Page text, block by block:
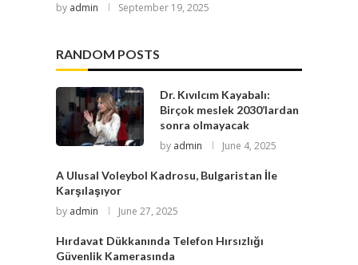
by admin September 19, 2025
RANDOM POSTS
Dr. Kıvılcım Kayabalı:
Birçok meslek 2030’lardan
sonra olmayacak
by admin June 4, 2025
A Ulusal Voleybol Kadrosu, Bulgaristan İle
Karşılaşıyor
by admin June 27, 2025
Hırdavat Dükkanında Telefon Hırsızlığı
Güvenlik Kamerasında